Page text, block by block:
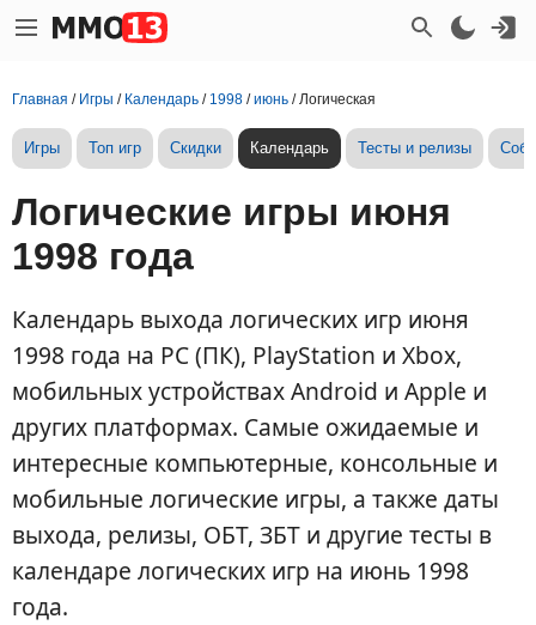
Главная / Игры / Календарь / 1998 /июнь /Логическая
Игры Топ игр Скидки Календарь Тесты и релизы
Логические игры июня
1998 года
Календарь выхода логических игр июня
1998 года на PC (ПК), PlayStation и Xbox,
мобильных устройствах Android и Apple и
других платформах. Самые ожидаемые и
интересные компьютерные, консольные и
мобильные логические игры, а также даты
выхода, релизы, ОБТ, ЗБТ и другие тесты в
календаре логических игр на июнь 1998
года.